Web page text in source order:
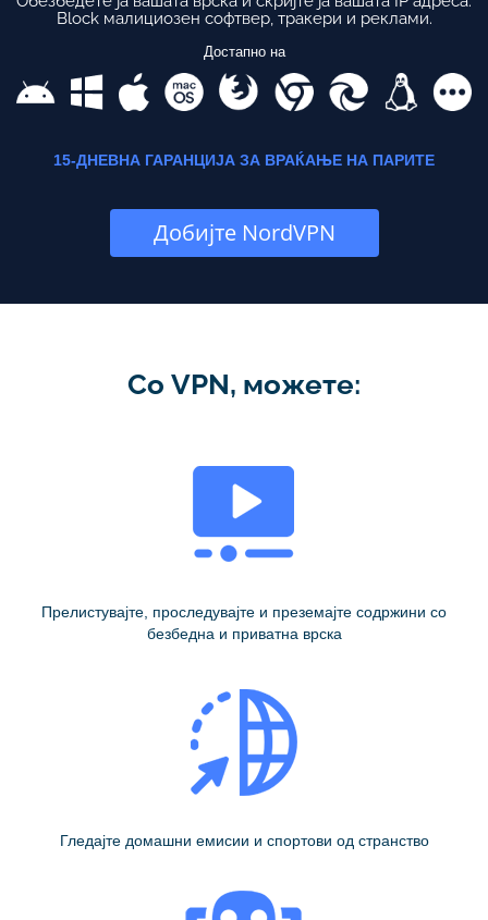
Block малициозен софтвер, тракери и реклами.
Достапно на
15-ДНЕВНА ГАРАНЦИЈА ЗА ВРАЌАЊЕ НА ПАРИТЕ
Добијте NordVPN
Со VPN, можете:
Прелистувајте, проследувајте и преземајте содржини со
безбедна и приватна врска
Гледајте домашни емисии и спортови од странство